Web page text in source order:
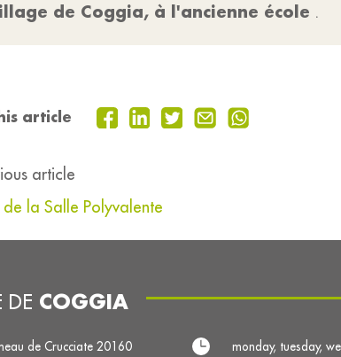
de Coggia, à l'ancienne école .
article
article
la Salle Polyvalente
DE COGGIA
de Crucciate 20160
monday, tuesday,